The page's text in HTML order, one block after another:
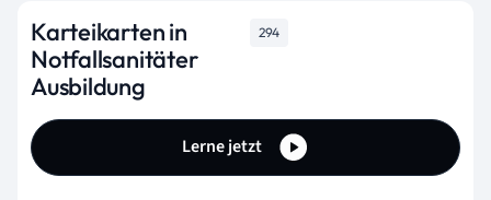
Karteikarten in
Notfallsanitäter
Ausbildung
294
Lerne jetzt